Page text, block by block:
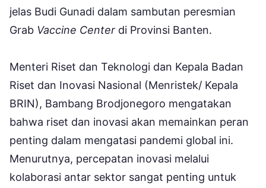
jelas Budi Gunadi dalam sambutan peresmian
Grab Vaccine Center di Provinsi Banten.
Menteri Riset dan Teknologi dan Kepala Badan
Riset dan Inovasi Nasional (Menristek/ Kepala
BRIN), Bambang Brodjonegoro mengatakan
bahwa riset dan inovasi akan memainkan peran
penting dalam mengatasi pandemi global ini.
Menurutnya, percepatan inovasi melalui
kolaborasi antar sektor sangat penting untuk